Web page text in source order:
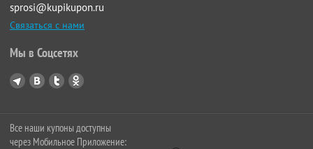
sprosi@kupikupon.ru
Связаться с нами
Мы в Соцсетях
Все наши купоны доступны
через Мобильное Приложение: